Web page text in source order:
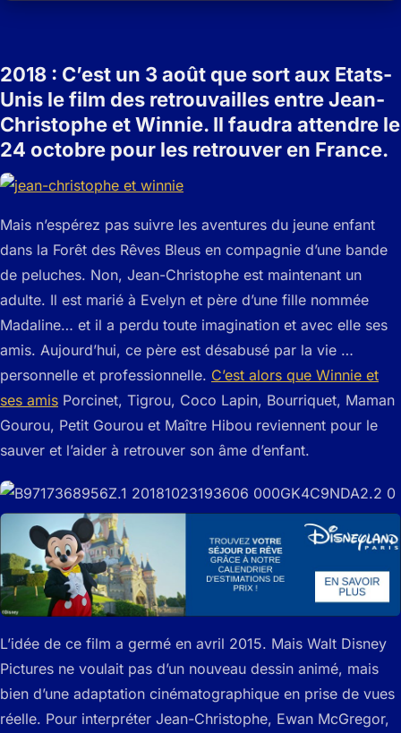
2018 : C’est un 3 août que sort aux Etats-
Unis le film des retrouvailles entre Jean-
Christophe et Winnie. Il faudra attendre le
24 octobre pour les retrouver en France.
Mais n’espérez pas suivre les aventures du jeune enfant
dans la Forêt des Rêves Bleus en compagnie d’une bande
de peluches. Non, Jean-Christophe est maintenant un
adulte. Il est marié à Evelyn et père d’une fille nommée
Madaline… et il a perdu toute imagination et avec elle ses
amis. Aujourd’hui, ce père est désabusé par la vie …
personnelle et professionnelle. C’est alors que Winnie et
ses amis Porcinet, Tigrou, Coco Lapin, Bourriquet, Maman
Gourou, Petit Gourou et Maître Hibou reviennent pour le
sauver et l’aider à retrouver son âme d’enfant.
L’idée de ce film a germé en avril 2015. Mais Walt Disney
Pictures ne voulait pas d’un nouveau dessin animé, mais
bien d’une adaptation cinématographique en prise de vues
réelle. Pour interpréter Jean-Christophe, Ewan McGregor,